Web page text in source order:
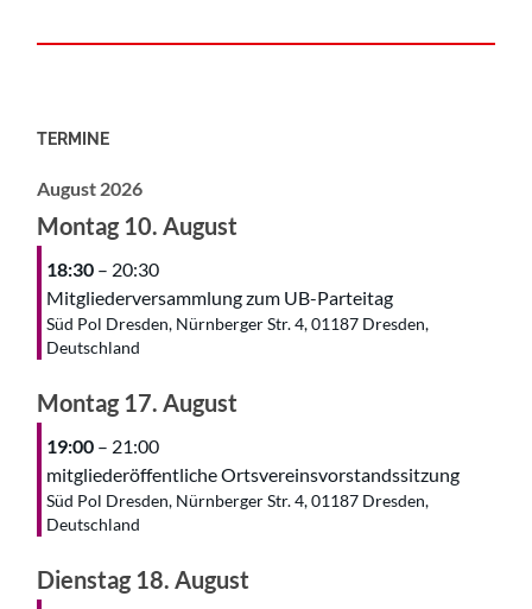
TERMINE
August 2026
Montag 10. August
18:30 – 20:30
Mitgliederversammlung zum UB-Parteitag
Süd Pol Dresden, Nürnberger Str. 4, 01187 Dresden,
Deutschland
Montag 17. August
19:00 – 21:00
mitgliederöffentliche Ortsvereinsvorstandssitzung
Süd Pol Dresden, Nürnberger Str. 4, 01187 Dresden,
Deutschland
Dienstag 18. August